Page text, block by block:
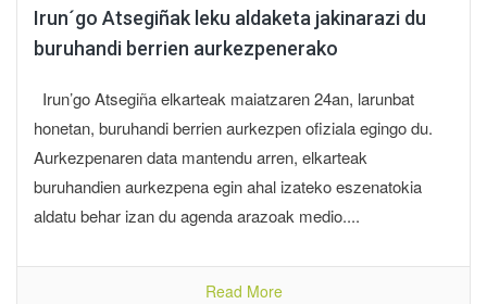
Irun´go Atsegiñak leku aldaketa jakinarazi du
buruhandi berrien aurkezpenerako
Irun’go Atsegiña elkarteak maiatzaren 24an, larunbat
honetan, buruhandi berrien aurkezpen ofiziala egingo du.
Aurkezpenaren data mantendu arren, elkarteak
buruhandien aurkezpena egin ahal izateko eszenatokia
aldatu behar izan du agenda arazoak medio....
Read More